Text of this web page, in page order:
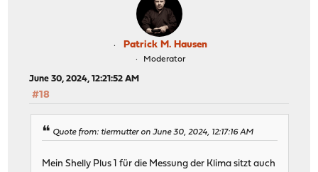
Patrick M. Hausen
Moderator
June 30, 2024, 12:21:52 AM
#18
Quote from: tiermutter on June 30, 2024, 12:17:16 AM
Mein Shelly Plus 1 für die Messung der Klima sitzt auch